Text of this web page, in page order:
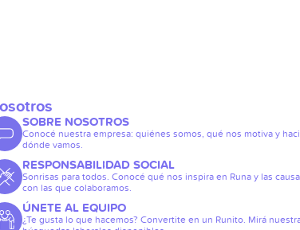
SOBRE NOSOTROS
Conocé nuestra empresa: quiénes somos, qué nos motiva y
dónde vamos.
RESPONSABILIDAD SOCIAL
Sonrisas para todos. Conocé qué nos inspira en Runa y las
con las que colaboramos.
ÚNETE AL EQUIPO
¿Te gusta lo que hacemos? Convertite en un Runito. Mirá